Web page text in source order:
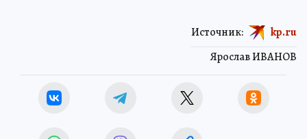
Ярослав ИВАНОВ
Источник: kp.ru